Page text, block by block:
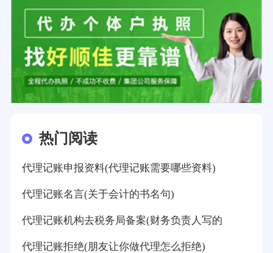
热门阅读
代理记账申报资料(代理记账需要哪些资料)
代理记账名言(关于会计的书名句)
代理记账机构去税务局备案(财务负责人写的
代理记账拒绝(朋友让你做代理怎么拒绝)